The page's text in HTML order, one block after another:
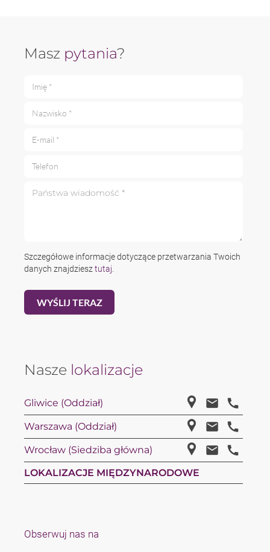
Masz pytania?
Szczegółowe informacje dotyczące przetwarzania Twoich
danych znajdziesz tutaj
Nasze lokalizacje
Gliwice (Oddział)
Warszawa (Oddział)
Wrocław (Siedziba główna)
LOKALIZACJE MIĘDZYNARODOWE
Obserwuj nas na